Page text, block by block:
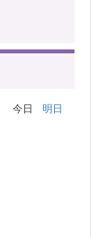
今日 明日